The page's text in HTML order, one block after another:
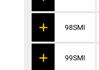
98SMI
99SMI